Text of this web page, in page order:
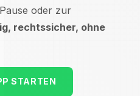
oder zur
rechtssicher, ohne
STARTEN